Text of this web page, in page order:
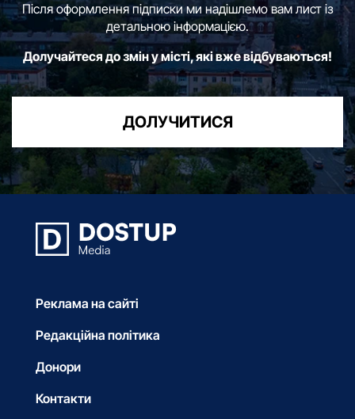
Після оформлення підписки ми надішлемо вам лист із
детальною інформацією.
Долучайтеся до змін у місті, які вже відбуваються!
ДОЛУЧИТИСЯ
Реклама на сайті
Редакційна політика
Донори
Контакти